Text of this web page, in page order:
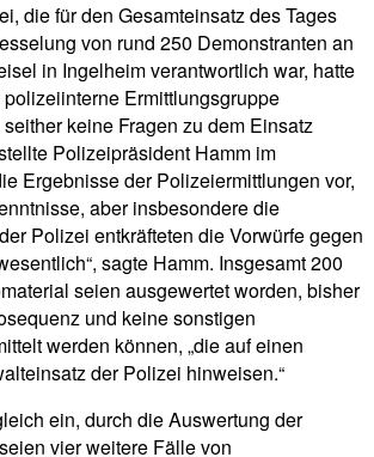
die für den Gesamteinsatz des Tages
von rund 250 Demonstranten an
in Ingelheim verantwortlich war, hatte
Ermittlungsgruppe
keine Fragen zu dem Einsatz
Polizeipräsident Hamm im
Ergebnisse der Polizeiermittlungen vor,
aber insbesondere die
Polizei entkräfteten die Vorwürfe gegen
sagte Hamm. Insgesamt 200
seien ausgewertet worden, bisher
und keine sonstigen
werden können, „die auf einen
der Polizei hinweisen.“
ein, durch die Auswertung der
vier weitere Fälle von